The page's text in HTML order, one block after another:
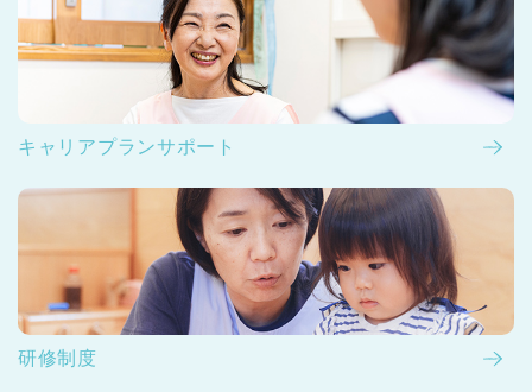
キャリアプランサポート
研修制度